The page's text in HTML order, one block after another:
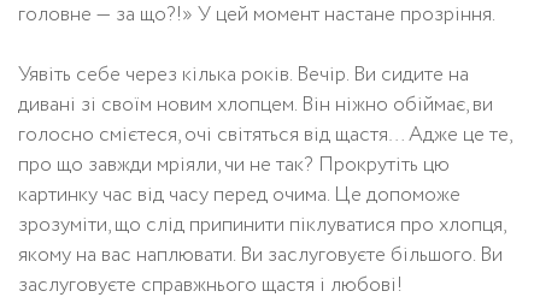
головне — за що?!» У цей момент настане прозріння.
Уявіть себе через кілька років. Вечір. Ви сидите на
дивані зі своїм новим хлопцем. Він ніжно обіймає, ви
голосно смієтеся, очі світяться від щастя… Адже це те,
про що завжди мріяли, чи не так? Прокрутіть цю
картинку час від часу перед очима. Це допоможе
зрозуміти, що слід припинити піклуватися про хлопця,
якому на вас наплювати. Ви заслуговуєте більшого. Ви
заслуговуєте справжнього щастя і любові!